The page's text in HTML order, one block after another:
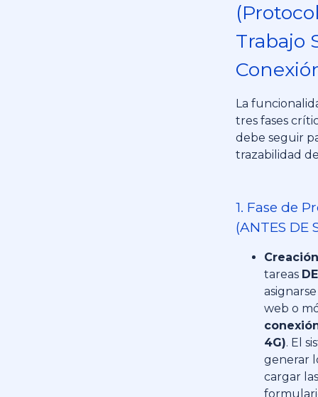
Trabajo
La
tres fases
debe seguir
trazabilidad
1. Fase de
(ANTES DE
tareas
web o
4G). El
generar
cargar